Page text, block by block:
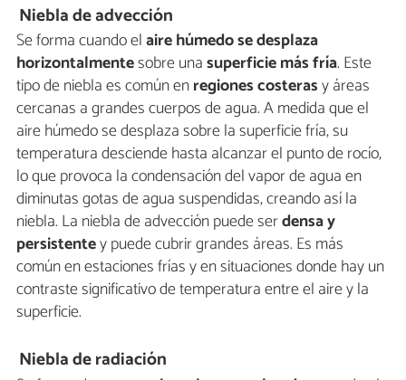
Niebla de advección
Se forma cuando elaire húmedo se desplaza
horizontalmentesobre unasuperficie más fría. Este
tipo de niebla es común enregiones costerasy áreas
cercanas a grandes cuerpos de agua. A medida que el
aire húmedo se desplaza sobre la superficie fría, su
temperatura desciende hasta alcanzar el punto de rocío,
lo que provoca la condensación del vapor de agua en
diminutas gotas de agua suspendidas, creando así la
niebla. La niebla de advección puede serdensa y
persistentey puede cubrir grandes áreas. Es más
común en estaciones frías y en situaciones donde hay un
contraste significativo de temperatura entre el aire y la
superficie.
Niebla de radiación